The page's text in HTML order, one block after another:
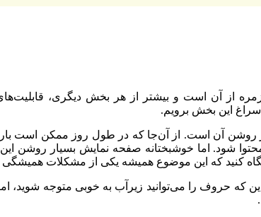
از آن است و بیشتر از هر بخش دیگری،
این بخش برویم.
آن است. از آن‌جا که در طول روز ممکن است
شود. اما خوشبختانه صفحه نمایش بسیار روشن
کنید که این موضوع همیشه یکی از مشکلات
که حروف را می‌توانید زیرآب به خوبی متوجه شوید،